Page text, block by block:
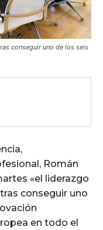
conseguir uno de los seis
Román
«el liderazgo
conseguir uno
en todo el